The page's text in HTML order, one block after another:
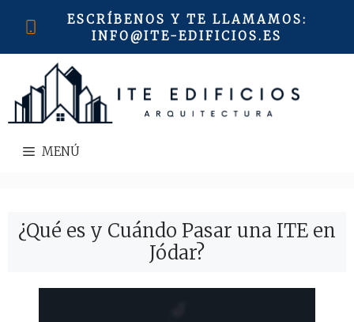
ESCRÍBENOS Y TE LLAMAMOS:
INFO@ITE-EDIFICIOS.ES
MENÚ
¿Qué es y Cuándo Pasar una ITE en
Jódar?